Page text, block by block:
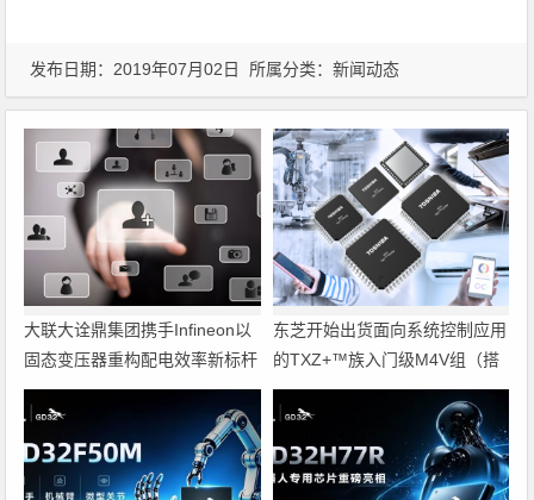
发布日期：2019年07月02日 所属分类：新闻动态
大联大诠鼎集团携手Infineon以
固态变压器重构配电效率新标杆
东芝开始出货面向系统控制应用
的TXZ+™族入门级M4V组（搭
载Arm Cortex‑M4内核的标准微
控制器）工程样品